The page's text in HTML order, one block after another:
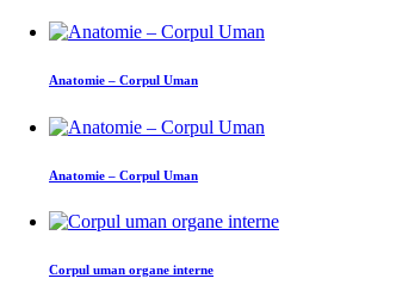
Anatomie – Corpul Uman
Anatomie – Corpul Uman
Corpul uman organe interne